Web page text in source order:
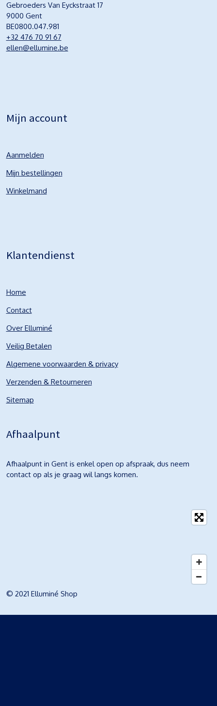
Gebroeders Van Eyckstraat 17
9000 Gent
BE0800.047.981
+32 476 70 91 67
ellen@ellumine.be
Mijn account
Aanmelden
Mijn bestellingen
Winkelmand
Klantendienst
Home
Contact
Over Elluminé
Veilig Betalen
Algemene voorwaarden & privacy
Verzenden & Retourneren
Sitemap
Afhaalpunt
Afhaalpunt in Gent is enkel open op afspraak, dus neem
contact op als je graag wil langs komen.
© 2021 Elluminé Shop